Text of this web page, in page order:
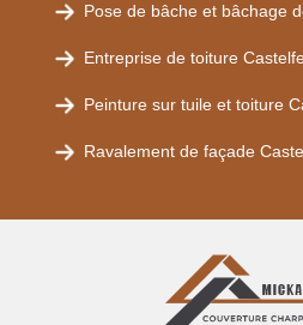
Pose de bâche et bâchage
Entreprise de toiture
Peinture sur tuile et toiture
Ravalement de façade